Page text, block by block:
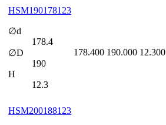
HSM190178123
∅d
178.4
∅D
190
H
12.3
178.400 190.000 12.300
HSM200188123